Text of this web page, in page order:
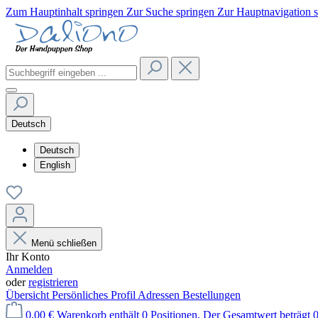
Zum Hauptinhalt springen Zur Suche springen Zur Hauptnavigation
Deutsch
Deutsch
English
Menü schließen
Ihr Konto
Anmelden
oderregistrieren
Übersicht Persönliches Profil Adressen Bestellungen
0,00 € Warenkorb enthält 0 Positionen. Der Gesamtwert beträgt